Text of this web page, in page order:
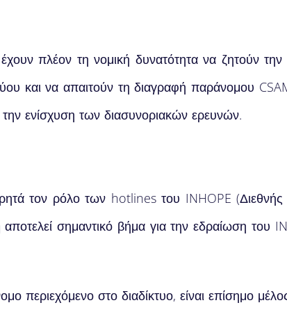
πλέον τη νομική δυνατότητα να ζητούν
και να απαιτούν τη διαγραφή παράνομου
την ενίσχυση των διασυνοριακών ερευνών.
τον ρόλο των hotlines του INHOPE
σημαντικό βήμα για την εδραίωση του
περιεχόμενο στο διαδίκτυο, είναι επίσημο